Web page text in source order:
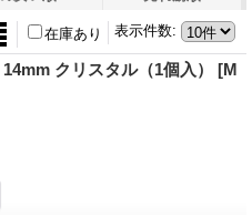
表示件数:
在庫あり
クリスタル（1個入） [M